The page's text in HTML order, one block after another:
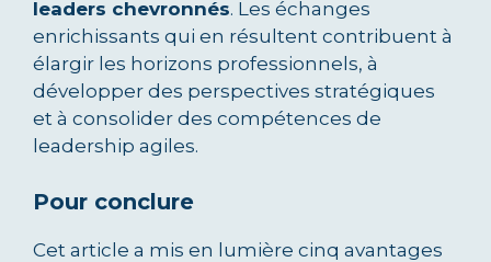
leaders chevronnés. Les échanges
enrichissants qui en résultent contribuent à
élargir les horizons professionnels, à
développer des perspectives stratégiques
et à consolider des compétences de
leadership agiles.
Pour conclure
Cet article a mis en lumière cinq avantages